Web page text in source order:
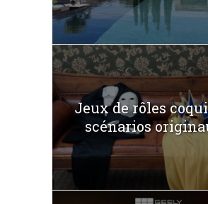
Jeux de rôles
scénarios